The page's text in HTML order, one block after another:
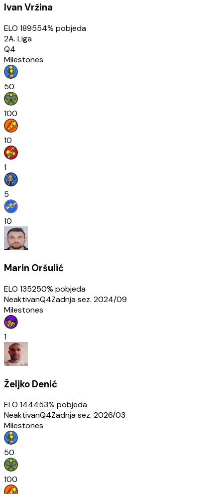
Ivan Vržina
ELO 189554% pobjeda
2A. Liga
Q4
Milestones
50
100
10
1
5
10
Marin Oršulić
ELO 135250% pobjeda
NeaktivanQ4Zadnja sez. 2024/09
Milestones
1
Željko Denić
ELO 144453% pobjeda
NeaktivanQ4Zadnja sez. 2026/03
Milestones
50
100